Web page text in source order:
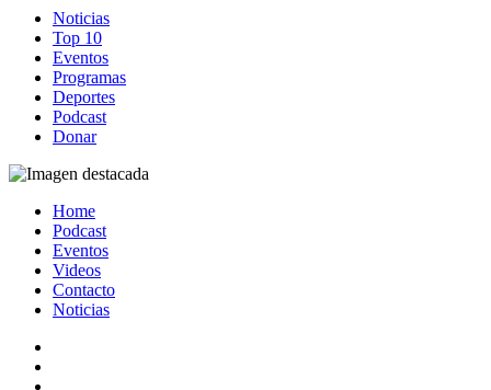
Noticias
Top 10
Eventos
Programas
Deportes
Podcast
Donar
Home
Podcast
Eventos
Videos
Contacto
Noticias